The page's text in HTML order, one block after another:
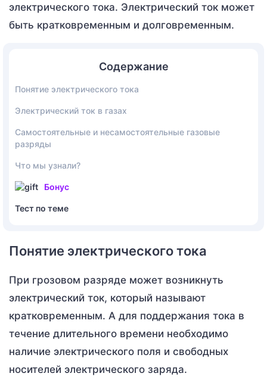
электрического тока. Электрический ток может
быть кратковременным и долговременным.
Содержание
Понятие электрического тока
Электрический ток в газах
Самостоятельные и несамостоятельные газовые
разряды
Что мы узнали?
Бонус
Тест по теме
Понятие электрического тока
При грозовом разряде может возникнуть
электрический ток, который называют
кратковременным. А для поддержания тока в
течение длительного времени необходимо
наличие электрического поля и свободных
носителей электрического заряда.